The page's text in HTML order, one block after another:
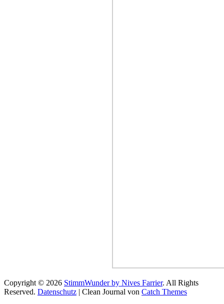
Copyright © 2026 StimmWunder by Nives Farrier. All Rights
Reserved. Datenschutz | Clean Journal von Catch Themes